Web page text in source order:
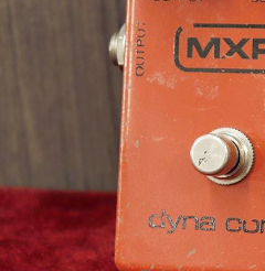
ドラム
キーボード
管楽器
アンプ